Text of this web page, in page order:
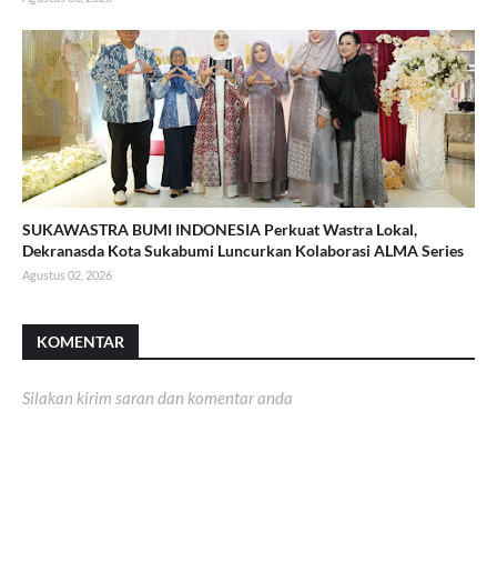
SUKAWASTRA BUMI INDONESIA Perkuat Wastra Lokal,
Dekranasda Kota Sukabumi Luncurkan Kolaborasi ALMA Series
Agustus 02, 2026
KOMENTAR
Silakan kirim saran dan komentar anda